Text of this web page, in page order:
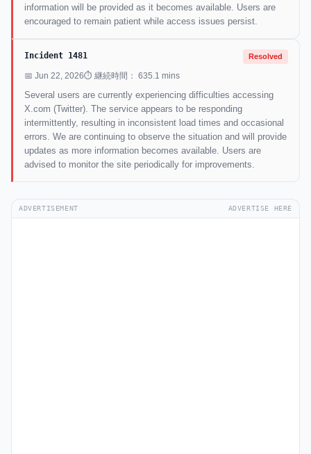
information will be provided as it becomes available. Users are
encouraged to remain patient while access issues persist.
Incident 1481 Resolved
📅 Jun 22, 2026⏱ 継続時間： 635.1 mins
Several users are currently experiencing difficulties accessing
X.com (Twitter). The service appears to be responding
intermittently, resulting in inconsistent load times and occasional
errors. We are continuing to observe the situation and will provide
updates as more information becomes available. Users are
advised to monitor the site periodically for improvements.
ADVERTISEMENT ADVERTISE HERE